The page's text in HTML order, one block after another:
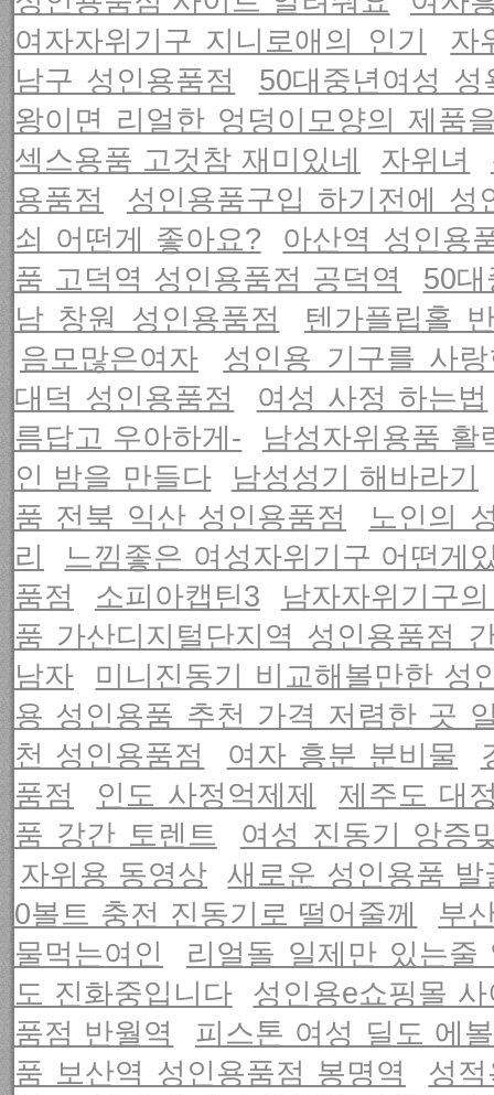
여자자위기구 지니로애의 인기
자
남구 성인용품점
50대중년여성 성
왕이면 리얼한 엉덩이모양의 제품
섹스용품 고것참 재미있네
자위녀
용품점
성인용품구입 하기전에 성
쇠 어떤게 좋아요?
아산역 성인용
품 고덕역 성인용품점 공덕역
50
남 창원 성인용품점
텐가플립홀
음모많은여자
성인용 기구를 사
대덕 성인용품점
여성 사정 하는법
름답고 우아하게-
남성자위용품 활
인 밤을 만들다
남성성기 해바라기
품 전북 익산 성인용품점
노인의
리
느낌좋은 여성자위기구 어떤게
품점
소피아캡틴3
남자자위기구
품 가산디지털단지역 성인용품점
남자
미니진동기 비교해볼만한 성
용 성인용품 추천 가격 저렴한 곳
천 성인용품점
여자 흥분 분비물
품점
인도 사정억제제
제주도 대
품 강간 토렌트
여성 진동기 앙증
자위용 동영상
새로운 성인용품
0볼트 충전 진동기로 떨어줄께
부
물먹는여인
리얼돌 일제만 있는줄
도 진화중입니다
성인용e쇼핑몰
품점 반월역
피스톤 여성 딜도 에
품 보산역 성인용품점 봉명역
성